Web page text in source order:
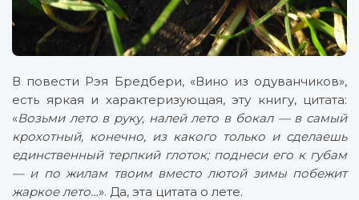
В повести Рэя Бредбери, «Вино из одуванчиков»,
есть яркая и характеризующая, эту книгу, цитата:
«Возьми лето в руку, налей лето в бокал — в самый
крохотный, конечно, из какого только и сделаешь
единственный терпкий глоток; поднеси его к губам
— и по жилам твоим вместо лютой зимы побежит
жаркое лето…». Да, эта цитата о лете.